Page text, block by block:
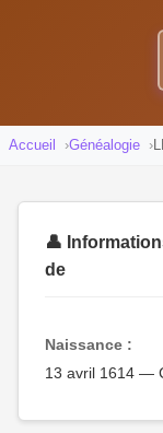
Accueil Généalogie
👤
de
Naissance :
13 avril 1614 —